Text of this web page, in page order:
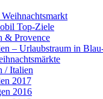
Top-Ziele
& Provence
– Urlaubstraum in
/ Italien
2017
2016